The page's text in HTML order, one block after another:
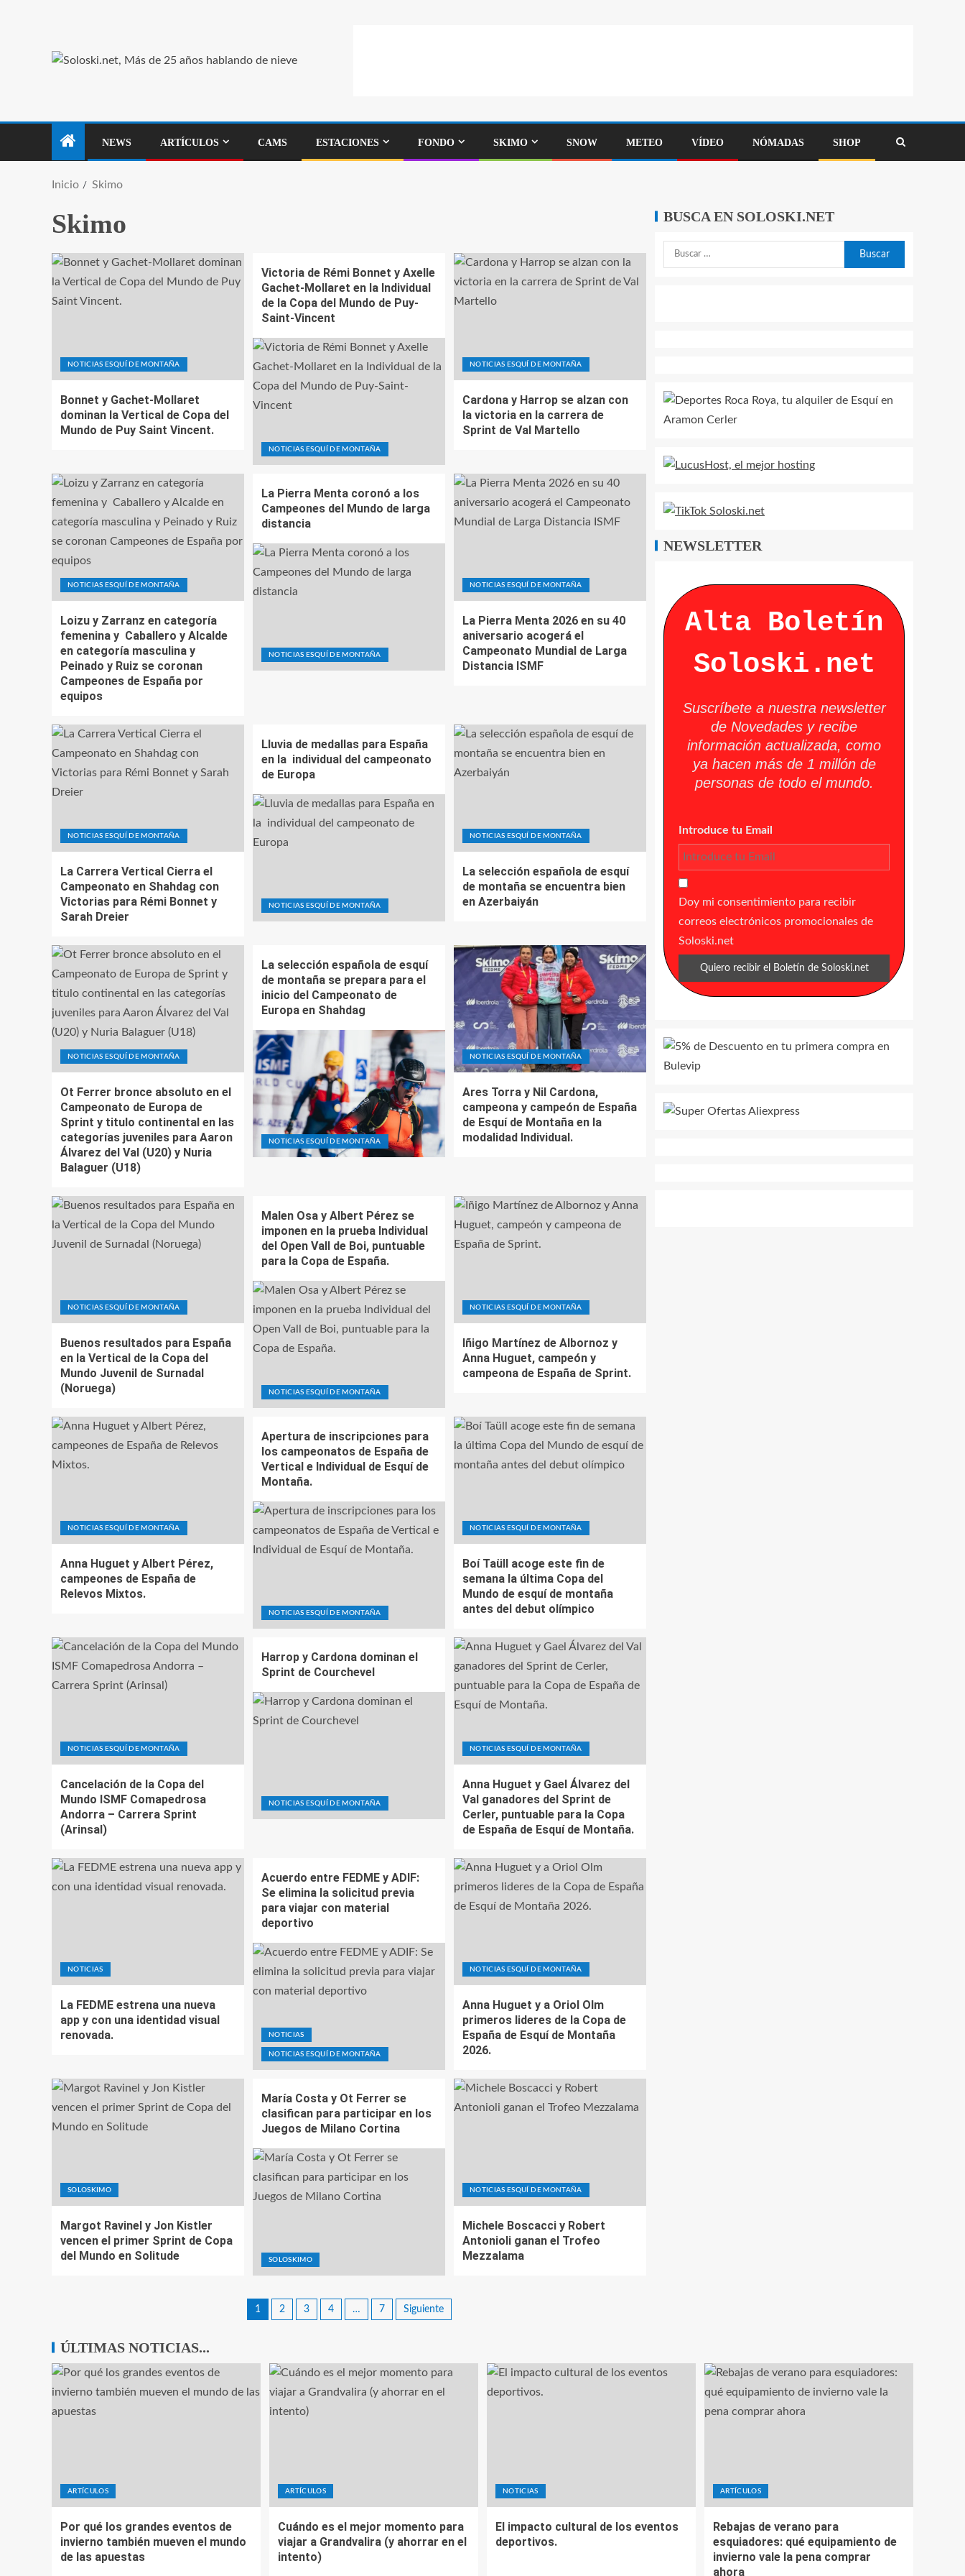
NEWS ARTÍCULOS CAMS ESTACIONES FONDO SKIMO SNOW METEO VÍDEO NÓMADAS SHOP
Inicio Skimo
Skimo
NOTICIAS ESQUÍ DE MONTAÑA
Bonnet y Gachet-Mollaret
dominan la Vertical de Copa del
Mundo de Puy Saint Vincent.
NOTICIAS ESQUÍ DE MONTAÑA
Victoria de Rémi Bonnet y Axelle
Gachet-Mollaret en la Individual
de la Copa del Mundo de Puy-
Saint-Vincent
NOTICIAS ESQUÍ DE MONTAÑA
Cardona y Harrop se alzan con
la victoria en la carrera de
Sprint de Val Martello
NOTICIAS ESQUÍ DE MONTAÑA
Loizu y Zarranz en categoría
femenina y Caballero y Alcalde
en categoría masculina y
Peinado y Ruiz se coronan
Campeones de España por
equipos
NOTICIAS ESQUÍ DE MONTAÑA
La Pierra Menta coronó a los
Campeones del Mundo de larga
distancia
NOTICIAS ESQUÍ DE MONTAÑA
La Pierra Menta 2026 en su 40
aniversario acogerá el
Campeonato Mundial de Larga
Distancia ISMF
NOTICIAS ESQUÍ DE MONTAÑA
La Carrera Vertical Cierra el
Campeonato en Shahdag con
Victorias para Rémi Bonnet y
Sarah Dreier
NOTICIAS ESQUÍ DE MONTAÑA
Lluvia de medallas para España
en la individual del campeonato
de Europa
NOTICIAS ESQUÍ DE MONTAÑA
La selección española de esquí
de montaña se encuentra bien
en Azerbaiyán
NOTICIAS ESQUÍ DE MONTAÑA
Ot Ferrer bronce absoluto en el
Campeonato de Europa de
Sprint y titulo continental en las
categorías juveniles para Aaron
Álvarez del Val (U20) y Nuria
Balaguer (U18)
NOTICIAS ESQUÍ DE MONTAÑA
La selección española de esquí
de montaña se prepara para el
inicio del Campeonato de
Europa en Shahdag
NOTICIAS ESQUÍ DE MONTAÑA
Ares Torra y Nil Cardona,
campeona y campeón de España
de Esquí de Montaña en la
modalidad Individual.
NOTICIAS ESQUÍ DE MONTAÑA
Buenos resultados para España
en la Vertical de la Copa del
Mundo Juvenil de Surnadal
(Noruega)
NOTICIAS ESQUÍ DE MONTAÑA
Malen Osa y Albert Pérez se
imponen en la prueba Individual
del Open Vall de Boi, puntuable
para la Copa de España.
NOTICIAS ESQUÍ DE MONTAÑA
Iñigo Martínez de Albornoz y
Anna Huguet, campeón y
campeona de España de Sprint.
NOTICIAS ESQUÍ DE MONTAÑA
Anna Huguet y Albert Pérez,
campeones de España de
Relevos Mixtos.
NOTICIAS ESQUÍ DE MONTAÑA
Apertura de inscripciones para
los campeonatos de España de
Vertical e Individual de Esquí de
Montaña.
NOTICIAS ESQUÍ DE MONTAÑA
Boí Taüll acoge este fin de
semana la última Copa del
Mundo de esquí de montaña
antes del debut olímpico
NOTICIAS ESQUÍ DE MONTAÑA
Cancelación de la Copa del
Mundo ISMF Comapedrosa
Andorra – Carrera Sprint
(Arinsal)
NOTICIAS ESQUÍ DE MONTAÑA
Harrop y Cardona dominan el
Sprint de Courchevel
NOTICIAS ESQUÍ DE MONTAÑA
Anna Huguet y Gael Álvarez del
Val ganadores del Sprint de
Cerler, puntuable para la Copa
de España de Esquí de Montaña.
NOTICIAS
La FEDME estrena una nueva
app y con una identidad visual
renovada.
NOTICIAS
NOTICIAS ESQUÍ DE MONTAÑA
Acuerdo entre FEDME y ADIF:
Se elimina la solicitud previa
para viajar con material
deportivo
NOTICIAS ESQUÍ DE MONTAÑA
Anna Huguet y a Oriol Olm
primeros lideres de la Copa de
España de Esquí de Montaña
2026.
SOLOSKIMO
Margot Ravinel y Jon Kistler
vencen el primer Sprint de Copa
del Mundo en Solitude
SOLOSKIMO
María Costa y Ot Ferrer se
clasifican para participar en los
Juegos de Milano Cortina
NOTICIAS ESQUÍ DE MONTAÑA
Michele Boscacci y Robert
Antonioli ganan el Trofeo
Mezzalama
1 2 3 4 … 7 Siguiente
BUSCA EN SOLOSKI.NET
NEWSLETTER
Alta Boletín
Soloski.net
Suscríbete a nuestra newsletter
de Novedades y recibe
información actualizada, como
ya hacen más de 1 millón de
personas de todo el mundo.
Introduce tu Email
Doy mi consentimiento para recibir
correos electrónicos promocionales de
Soloski.net
ÚLTIMAS NOTICIAS...
ARTÍCULOS
Por qué los grandes eventos de
invierno también mueven el mundo
de las apuestas
ARTÍCULOS
Cuándo es el mejor momento para
viajar a Grandvalira (y ahorrar en el
intento)
NOTICIAS
El impacto cultural de los eventos
deportivos.
ARTÍCULOS
Rebajas de verano para
esquiadores: qué equipamiento de
invierno vale la pena comprar
ahora